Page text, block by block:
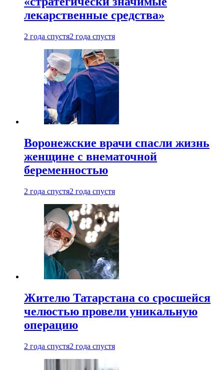
лекарственные средства»
2 года спустя2 года спустя
Воронежские врачи спасли жизнь
женщине с внематочной
беременностью
2 года спустя2 года спустя
Жителю Татарстана со сросшейся
челюстью провели уникальную
операцию
2 года спустя2 года спустя